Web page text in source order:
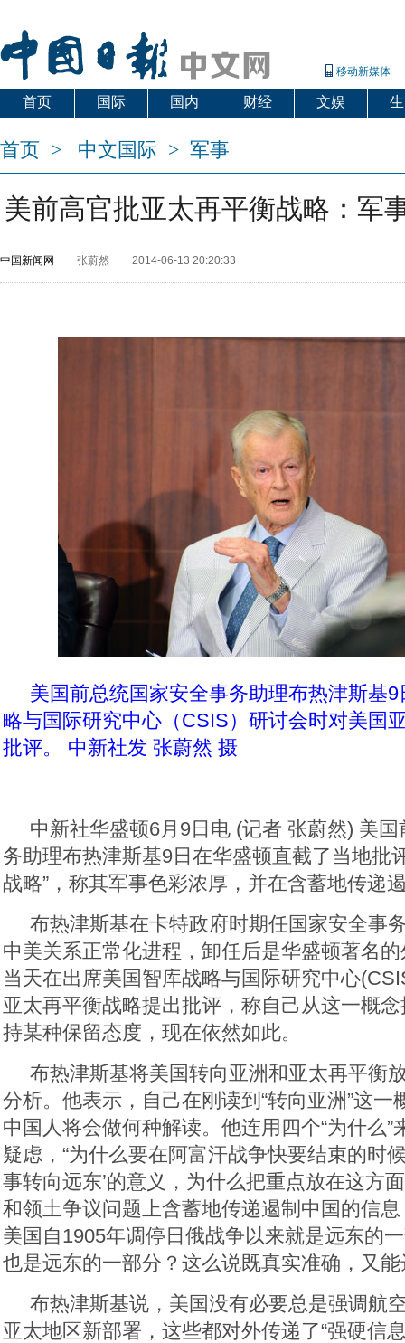
移动新媒体
首页 国际 国内 财经 文娱
首页 > 中文国际 > 军事
美前高官批亚太再平衡战略：军
中国新闻网 张蔚然 2014-06-13 20:20:33
美国前总统国家安全事务助理布热津斯基
略与国际研究中心（CSIS）研讨会时对美国
批评。 中新社发 张蔚然 摄
中新社华盛顿6月9日电 (记者 张蔚然) 美
务助理布热津斯基9日在华盛顿直截了当地批
战略”，称其军事色彩浓厚，并在含蓄地传递
布热津斯基在卡特政府时期任国家安全事
中美关系正常化进程，卸任后是华盛顿著名
当天在出席美国智库战略与国际研究中心
亚太再平衡战略提出批评，称自己从这一概
持某种保留态度，现在依然如此。
布热津斯基将美国转向亚洲和亚太再平衡
分析。他表示，自己在刚读到“转向亚洲”这一
中国人将会做何种解读。他连用四个“为什么”
疑虑，“为什么要在阿富汗战争快要结束的时
事转向远东’的意义，为什么把重点放在这方
和领土争议问题上含蓄地传递遏制中国的信
美国自1905年调停日俄战争以来就是远东的
也是远东的一部分？这么说既真实准确，又能
布热津斯基说，美国没有必要总是强调航
亚太地区新部署，这些都对外传递了“强硬信